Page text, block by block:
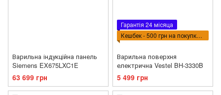
Варильна індукційна панель
Siemens EX675LXC1E
63 699 грн
Гарантія 24 місяца
Кешбек - 500 грн на покупку ВПТ
Варильна поверхня
електрична Vestel BH-3330B
5 499 грн